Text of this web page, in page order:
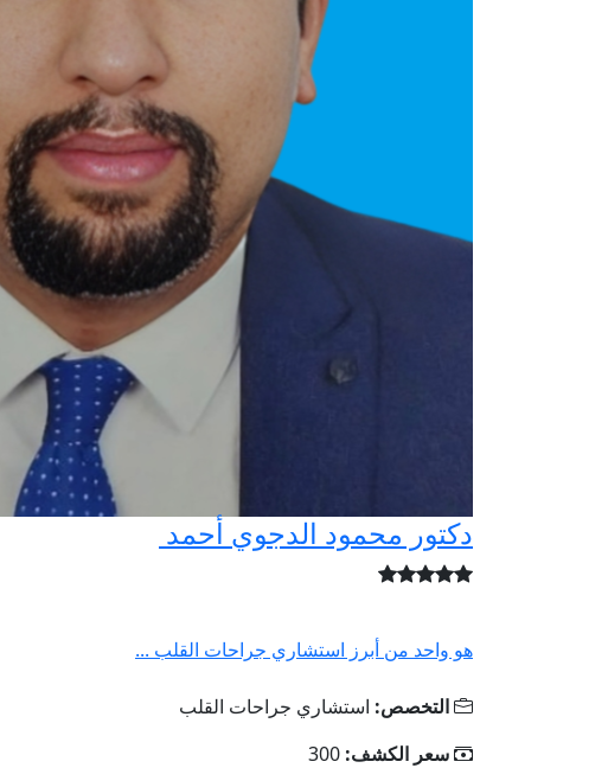
دكتور محمود الدجوي أحمد
هو واحد من أبرز استشاري جراحات القلب ...
التخصص: استشاري جراحات القلب
سعر الكشف: 300